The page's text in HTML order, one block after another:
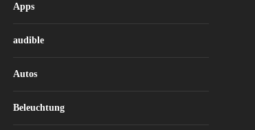
Apps
audible
Autos
Beleuchtung